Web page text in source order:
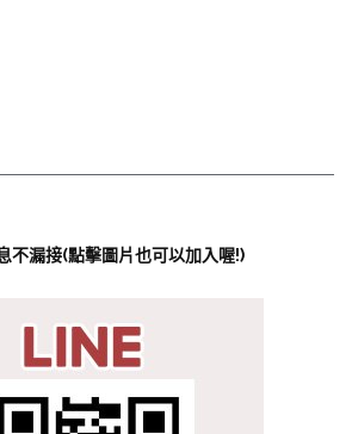
不漏接(點擊圖片也可以加入喔!)